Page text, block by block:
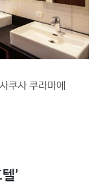
쿠사 쿠라마에
’